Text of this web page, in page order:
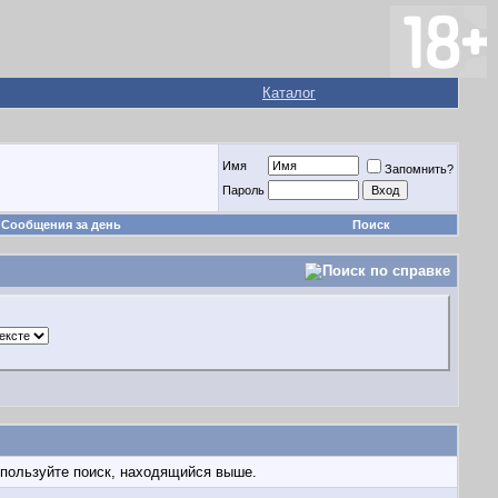
Каталог
Имя
Запомнить?
Пароль
Сообщения за день Поиск
поиск, находящийся выше.